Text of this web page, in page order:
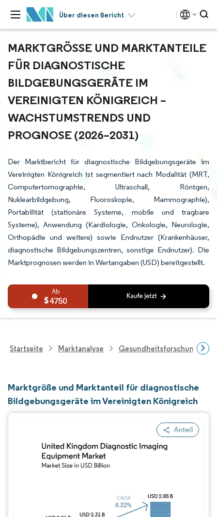
Über diesen Bericht
MARKTGRÖSSE UND MARKTANTEILE F
ÜR DIAGNOSTISCHE B
ILDGEBUNGSGERÄTE IM V
EREINIGTEN KÖNIGREICH – W
ACHSTUMSTRENDS UND P
ROGNOSE (2026–2031)
Der Marktbericht für diagnostische Bildgebungsgeräte im
Vereinigten Königreich ist segmentiert nach Modalität (MRT,
Computertomographie, Ultraschall, Röntgen,
Nuklearbildgebung, Fluoroskopie, Mammographie),
Portabilität (stationäre Systeme, mobile und tragbare
Systeme), Anwendung (Kardiologie, Onkologie, Neurologie,
Orthopädie und weitere) sowie Endnutzer (Krankenhäuser,
diagnostische Bildgebungszentren, sonstige Endnutzer). Die
Marktprognosen werden in Wertangaben (USD) bereitgestellt.
4750
Startseite Marktanalyse Gesundheitsforschung
Marktgröße und Marktanteil für diagnostische
Bildgebungsgeräte im Vereinigten Königreich
Anteil